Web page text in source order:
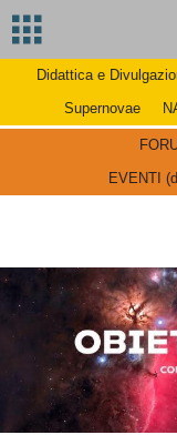
Didattica e
Supernovae
EVENTI